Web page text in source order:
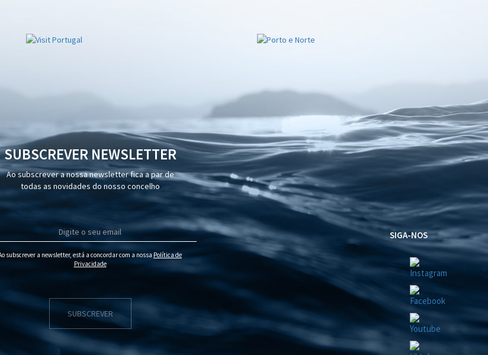
SUBSCREVER NEWSLETTER
Ao subscrever a nossa newsletter fica a par de
todas as novidades do nosso concelho
subscrever a newsletter, está a concordar com a nossa Política de
Privacidade
SUBSCREVER
SIGA-NOS